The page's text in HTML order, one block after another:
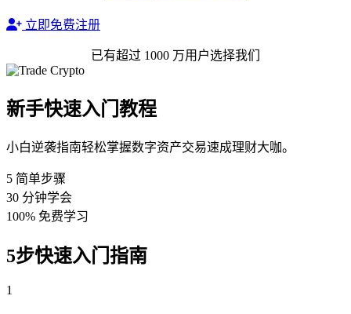
立即免费注册
已有超过 1000 万用户选择我们
新手快速入门教程
小白逆袭指南轻松掌握数字资产交易速成理财大咖。
5 简单步骤
30 分钟学会
100% 免费学习
5步快速入门指南
1